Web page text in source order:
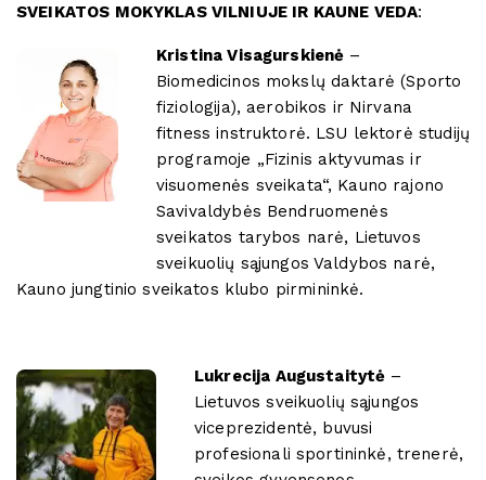
SVEIKATOS MOKYKLAS VILNIUJE IR KAUNE VEDA:
Kristina Visagurskienė –
Biomedicinos mokslų daktarė (Sporto
fiziologija), aerobikos ir Nirvana
fitness instruktorė. LSU lektorė studijų
programoje „Fizinis aktyvumas ir
visuomenės sveikata“, Kauno rajono
Savivaldybės Bendruomenės
sveikatos tarybos narė, Lietuvos
sveikuolių sąjungos Valdybos narė,
Kauno jungtinio sveikatos klubo pirmininkė.
Lukrecija Augustaitytė –
Lietuvos sveikuolių sąjungos
viceprezidentė, buvusi
profesionali sportininkė, trenerė,